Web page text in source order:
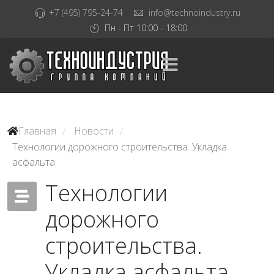
+7 (495) 795-24-74
info@technoindustry.ru
Пн - Пт 10:00 - 18:00
Главная / Новости /
Технологии дорожного строительства. Укладка
асфальта
Технологии
дорожного
строительства.